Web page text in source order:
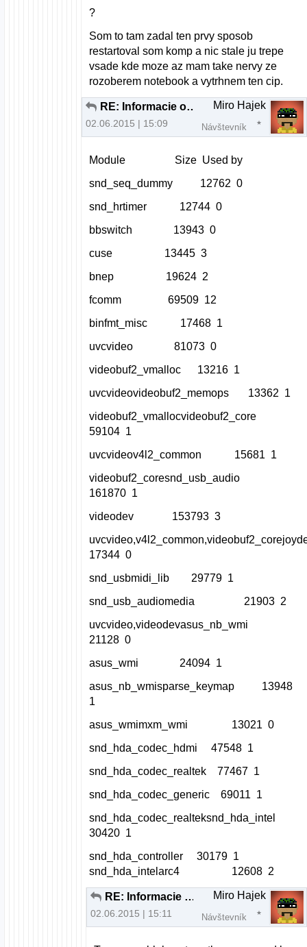
?
Som to tam zadal ten prvy sposob
restartoval som komp a nic stale ju trepe
vsade kde moze az mam take nervy ze
rozoberem notebook a vytrhnem ten cip.
RE: Informacie ohladom MIDI keyboardu
02.06.2015 | 15:09
Miro Hajek
Návštevník
Module Size Used by
snd_seq_dummy 12762 0
snd_hrtimer 12744 0
bbswitch 13943 0
cuse 13445 3
bnep 19624 2
fcomm 69509 12
binfmt_misc 17468 1
uvcvideo 81073 0
videobuf2_vmalloc 13216 1
uvcvideovideobuf2_memops 13362 1
videobuf2_vmallocvideobuf2_core
59104 1
uvcvideov4l2_common 15681 1
videobuf2_coresnd_usb_audio
161870 1
videodev 153793 3
17344 0
snd_usbmidi_lib 29779 1
snd_usb_audiomedia 21903 2
uvcvideo,videodevasus_nb_wmi
21128 0
asus_wmi 24094 1
asus_nb_wmisparse_keymap 13948
1
asus_wmimxm_wmi 13021 0
snd_hda_codec_hdmi 47548 1
snd_hda_codec_realtek 77467 1
snd_hda_codec_generic 69011 1
snd_hda_codec_realteksnd_hda_intel
30420 1
snd_hda_controller 30179 1
snd_hda_intelarc4 12608 2
RE: Informacie ohladom MIDI keyboardu
02.06.2015 | 15:11
Miro Hajek
Návštevník